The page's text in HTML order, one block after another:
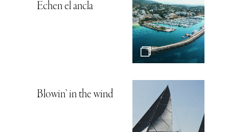
Echen el ancla
Blowin’ in the wind